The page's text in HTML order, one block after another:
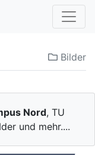
Bilder
Nord, TU
und mehr....